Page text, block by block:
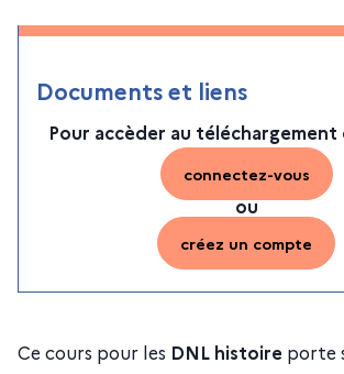
Documents et liens
Pour accèder au téléchargement
connectez-vous
ou
créez un compte
Ce cours pour les DNL histoire porte